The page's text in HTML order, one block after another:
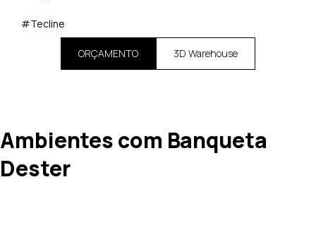
#Tecline
ORÇAMENTO 3D Warehouse
Ambientes com Banqueta
Dester